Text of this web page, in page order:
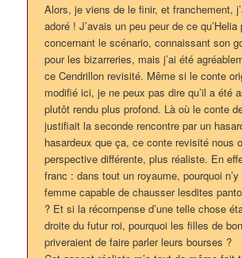
Alors, je viens de le finir, et franchement,
adoré ! J’avais un peu peur de ce
concernant le scénario, connaissant son
pour les bizarreries, mais j’ai été
ce Cendrillon revisité. Même si le conte
modifié ici, je ne peux pas dire qu’il a été
plutôt rendu plus profond. Là où le conte
justifiait la seconde rencontre par un
hasardeux que ça, ce conte revisité nous
perspective différente, plus réaliste. En
franc : dans tout un royaume, pourquoi n’y
femme capable de chausser lesdites
? Et si la récompense d’une telle chose
droite du futur roi, pourquoi les filles de
priveraient de faire parler leurs bourses ?